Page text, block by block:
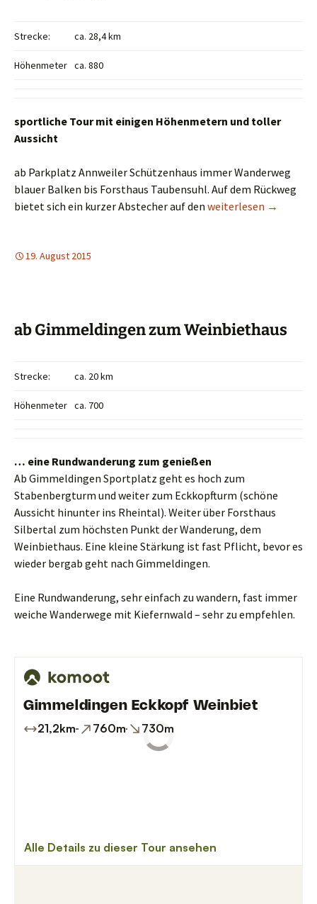
Strecke: ca. 28,4 km
Höhenmeter ca. 880
sportliche Tour mit einigen Höhenmetern und toller
Aussicht
ab Parkplatz Annweiler Schützenhaus immer Wanderweg
blauer Balken bis Forsthaus Taubensuhl. Auf dem Rückweg
bietet sich ein kurzer Abstecher auf den Annweiler –
weiterlesen →
19. August 2015
ab Gimmeldingen zum Weinbiethaus
Strecke: ca. 20 km
Höhenmeter ca. 700
… eine Rundwanderung zum genießen
Ab Gimmeldingen Sportplatz geht es hoch zum
Stabenbergturm und weiter zum Eckkopfturm (schöne
Aussicht hinunter ins Rheintal). Weiter über Forsthaus
Silbertal zum höchsten Punkt der Wanderung, dem
Weinbiethaus. Eine kleine Stärkung ist fast Pflicht, bevor es
wieder bergab geht nach Gimmeldingen.
Eine Rundwanderung, sehr einfach zu wandern, fast immer
weiche Wanderwege mit Kiefernwald – sehr zu empfehlen.